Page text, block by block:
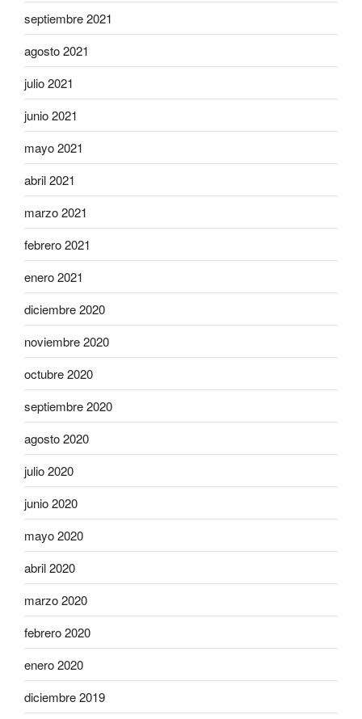
septiembre 2021
agosto 2021
julio 2021
junio 2021
mayo 2021
abril 2021
marzo 2021
febrero 2021
enero 2021
diciembre 2020
noviembre 2020
octubre 2020
septiembre 2020
agosto 2020
julio 2020
junio 2020
mayo 2020
abril 2020
marzo 2020
febrero 2020
enero 2020
diciembre 2019